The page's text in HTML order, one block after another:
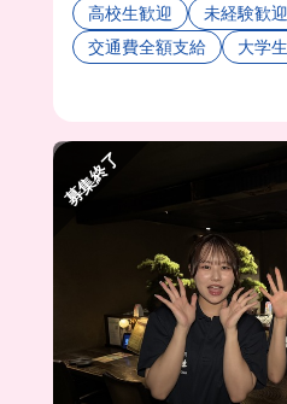
も未経験でも大丈夫💓✌🏻
しっかりしてて、超丁寧
同世代も多いから、たく
みんなも応募してみない⁉️😉
高校生歓迎 未経験歓迎
交通費全額支給
大学
募集終了